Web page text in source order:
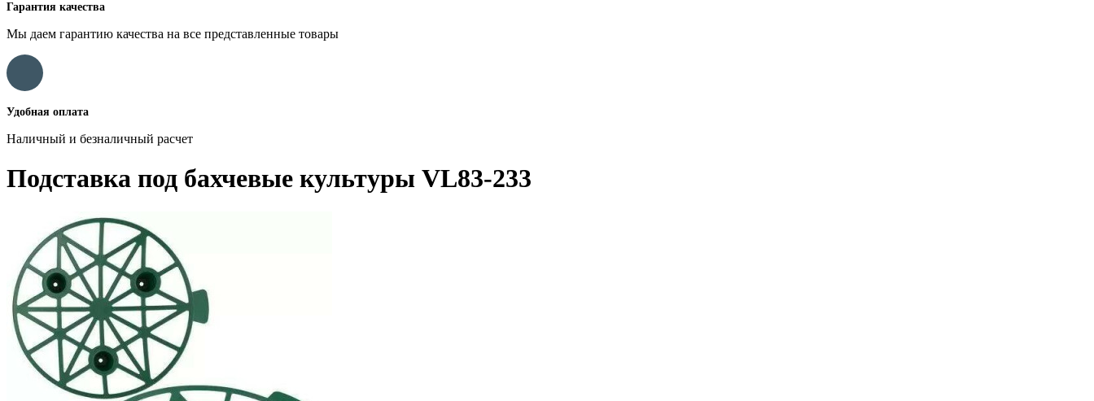
Гарантия качества
Мы даем гарантию качества на все представленные товары
Удобная оплата
Наличный и безналичный расчет
Подставка под бахчевые культуры VL83-233